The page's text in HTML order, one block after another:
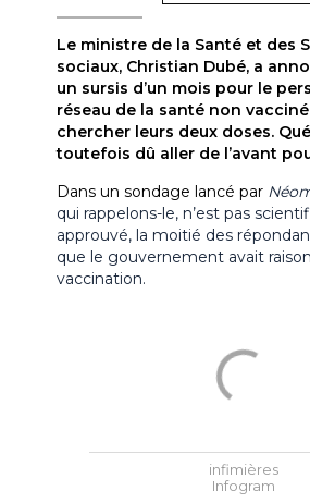
Le ministre de la Santé et des
sociaux, Christian Dubé, a
un sursis d’un mois pour le
réseau de la santé non
chercher leurs deux doses.
toutefois dû aller de l’avant
Dans un sondage lancé par
qui rappelons-le, n’est pas
approuvé, la moitié des
que le gouvernement avait
vaccination.
infimières
Infogram